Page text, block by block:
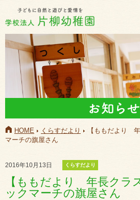
HOME くらすだより
【ももだより
マーチの旗屋さん
2016年10月13日 くらすだより
【ももだより 年長クラ
ックマーチの旗屋さん